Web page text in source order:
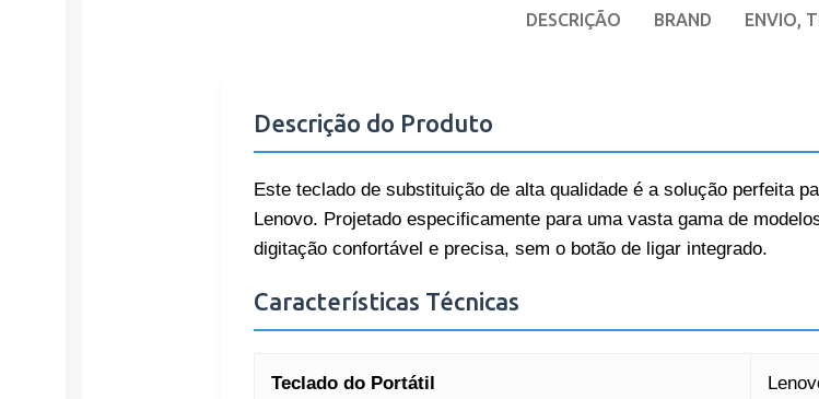
DESCRIÇÃO BRAND ENVIO,
Descrição do Produto
Este teclado de substituição de alta qualidade é a solução perfeita
Lenovo. Projetado especificamente para uma vasta gama de
digitação confortável e precisa, sem o botão de ligar integrado.
Características Técnicas
Teclado do Portátil